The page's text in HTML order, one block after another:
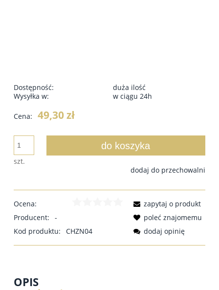
Dostępność:
duża ilość
Wysyłka w:
w ciągu 24h
Cena: 49,30 zł
szt.
do koszyka
dodaj do przechowalni
Ocena:
Producent:
-
Kod produktu:
CHZN04
zapytaj o produkt
poleć znajomemu
dodaj opinię
OPIS